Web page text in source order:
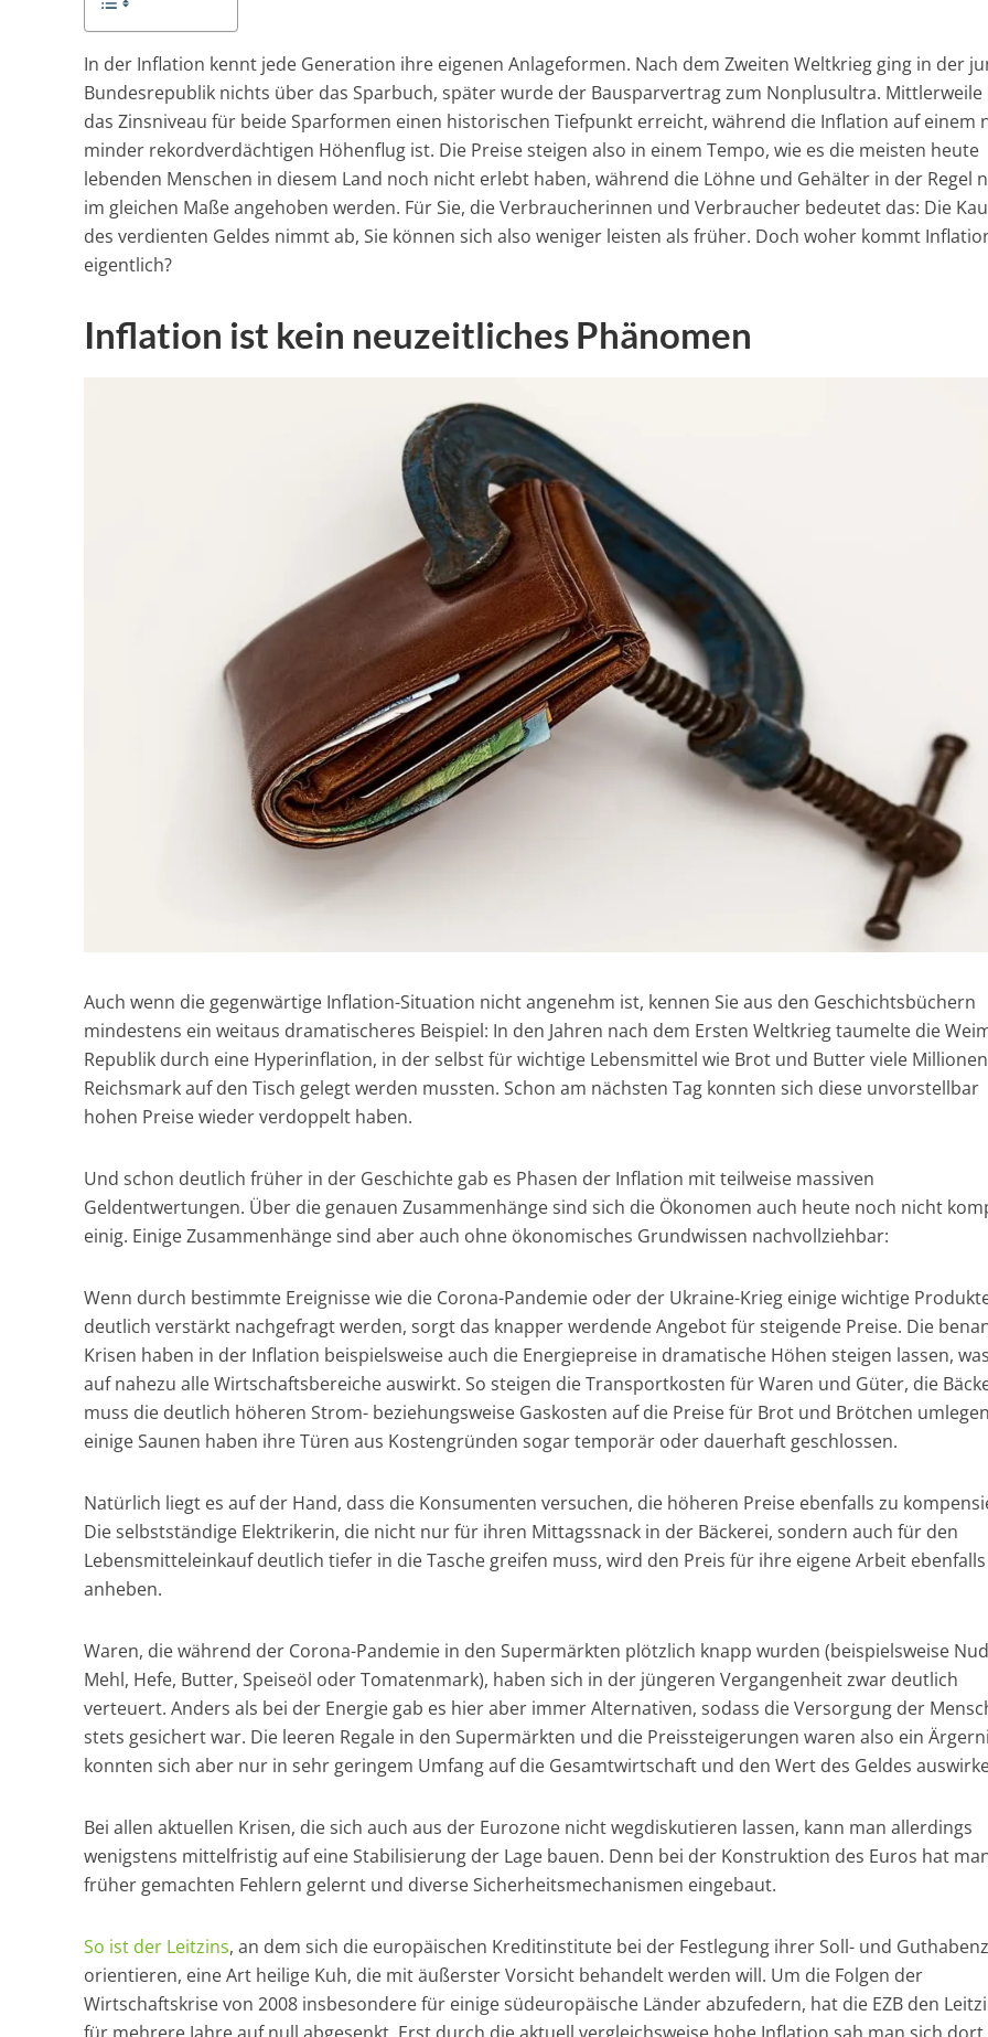
In der Inflation kennt jede Generation ihre eigenen Anlageformen. Nach dem Zweiten Weltkrieg ging in der
Bundesrepublik nichts über das Sparbuch, später wurde der Bausparvertrag zum Nonplusultra. Mittlerweile
das Zinsniveau für beide Sparformen einen historischen Tiefpunkt erreicht, während die Inflation auf einem
minder rekordverdächtigen Höhenflug ist. Die Preise steigen also in einem Tempo, wie es die meisten heute
lebenden Menschen in diesem Land noch nicht erlebt haben, während die Löhne und Gehälter in der Regel
im gleichen Maße angehoben werden. Für Sie, die Verbraucherinnen und Verbraucher bedeutet das: Die
des verdienten Geldes nimmt ab, Sie können sich also weniger leisten als früher. Doch woher kommt
eigentlich?
Inflation ist kein neuzeitliches Phänomen
Auch wenn die gegenwärtige Inflation-Situation nicht angenehm ist, kennen Sie aus den Geschichtsbüchern
mindestens ein weitaus dramatischeres Beispiel: In den Jahren nach dem Ersten Weltkrieg taumelte die
Republik durch eine Hyperinflation, in der selbst für wichtige Lebensmittel wie Brot und Butter viele Millionen
Reichsmark auf den Tisch gelegt werden mussten. Schon am nächsten Tag konnten sich diese unvorstellbar
hohen Preise wieder verdoppelt haben.
Und schon deutlich früher in der Geschichte gab es Phasen der Inflation mit teilweise massiven
Geldentwertungen. Über die genauen Zusammenhänge sind sich die Ökonomen auch heute noch nicht
einig. Einige Zusammenhänge sind aber auch ohne ökonomisches Grundwissen nachvollziehbar:
Wenn durch bestimmte Ereignisse wie die Corona-Pandemie oder der Ukraine-Krieg einige wichtige
deutlich verstärkt nachgefragt werden, sorgt das knapper werdende Angebot für steigende Preise. Die
Krisen haben in der Inflation beispielsweise auch die Energiepreise in dramatische Höhen steigen lassen,
auf nahezu alle Wirtschaftsbereiche auswirkt. So steigen die Transportkosten für Waren und Güter, die
muss die deutlich höheren Strom- beziehungsweise Gaskosten auf die Preise für Brot und Brötchen
einige Saunen haben ihre Türen aus Kostengründen sogar temporär oder dauerhaft geschlossen.
Natürlich liegt es auf der Hand, dass die Konsumenten versuchen, die höheren Preise ebenfalls zu
Die selbstständige Elektrikerin, die nicht nur für ihren Mittagssnack in der Bäckerei, sondern auch für den
Lebensmitteleinkauf deutlich tiefer in die Tasche greifen muss, wird den Preis für ihre eigene Arbeit ebenfalls
anheben.
Waren, die während der Corona-Pandemie in den Supermärkten plötzlich knapp wurden (beispielsweise
Mehl, Hefe, Butter, Speiseöl oder Tomatenmark), haben sich in der jüngeren Vergangenheit zwar deutlich
verteuert. Anders als bei der Energie gab es hier aber immer Alternativen, sodass die Versorgung der
stets gesichert war. Die leeren Regale in den Supermärkten und die Preissteigerungen waren also ein
konnten sich aber nur in sehr geringem Umfang auf die Gesamtwirtschaft und den Wert des Geldes
Bei allen aktuellen Krisen, die sich auch aus der Eurozone nicht wegdiskutieren lassen, kann man allerdings
wenigstens mittelfristig auf eine Stabilisierung der Lage bauen. Denn bei der Konstruktion des Euros hat
früher gemachten Fehlern gelernt und diverse Sicherheitsmechanismen eingebaut.
So ist der Leitzins, an dem sich die europäischen Kreditinstitute bei der Festlegung ihrer Soll- und
orientieren, eine Art heilige Kuh, die mit äußerster Vorsicht behandelt werden will. Um die Folgen der
Wirtschaftskrise von 2008 insbesondere für einige südeuropäische Länder abzufedern, hat die EZB den